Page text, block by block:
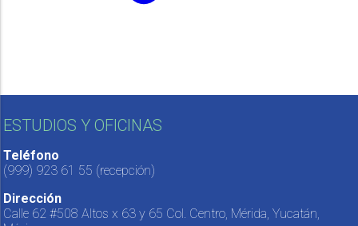
ESTUDIOS Y OFICINAS
Teléfono
(999) 923 61 55 (recepción)
Dirección
Calle 62 #508 Altos x 63 y 65 Col. Centro, Mérida, Yucatán,